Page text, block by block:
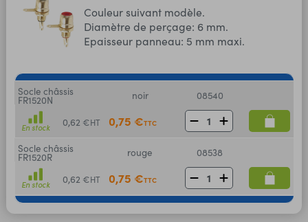
Couleur suivant modèle.
Diamètre de perçage: 6 mm.
Epaisseur panneau: 5 mm maxi.
Socle châssis
FR1520N noir 08540
En stock 0,62 €HT 0,75 €TTC
Socle châssis
FR1520R rouge 08538
En stock 0,62 €HT 0,75 €TTC